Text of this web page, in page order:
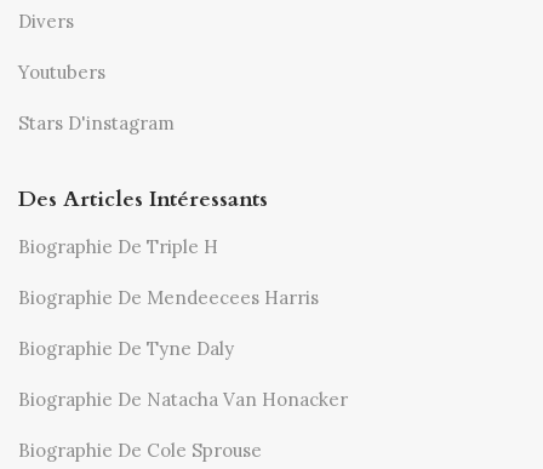
Divers
Youtubers
Stars D'instagram
Des Articles Intéressants
Biographie De Triple H
Biographie De Mendeecees Harris
Biographie De Tyne Daly
Biographie De Natacha Van Honacker
Biographie De Cole Sprouse